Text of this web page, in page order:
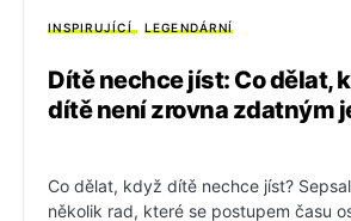
INSPIRUJÍCÍ LEGENDÁRNÍ
Dítě nechce jíst: Co dělat,
dítě není zrovna zdatným
Co dělat, když dítě nechce jíst?
několik rad, které se postupem času